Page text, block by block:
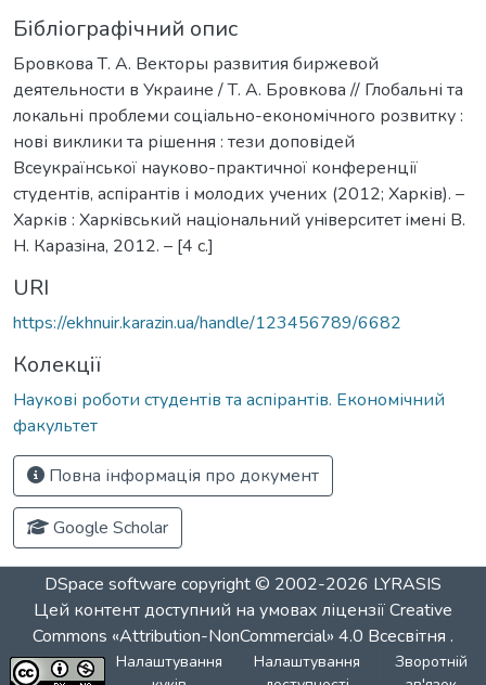
Бібліографічний опис
Бровкова Т. А. Векторы развития биржевой
деятельности в Украине / Т. А. Бровкова // Глобальні та
локальні проблеми соціально-економічного розвитку :
нові виклики та рішення : тези доповідей
Всеукраїнської науково-практичної конференції
студентів, аспірантів і молодих учених (2012; Харків). –
Харків : Харкiвський нацiональний унiверситет iмені В.
Н. Каразiна, 2012. – [4 c.]
URI
https://ekhnuir.karazin.ua/handle/123456789/6682
Колекції
Наукові роботи студентів та аспірантів. Економічний
факультет
Повна інформація про документ
Google Scholar
DSpace software copyright © 2002-2026 LYRASIS
Цей контент доступний на умовах ліцензіїCreative
Commons «Attribution-NonCommercial» 4.0 Всесвітня .
Налаштування
Налаштування
Зворотній